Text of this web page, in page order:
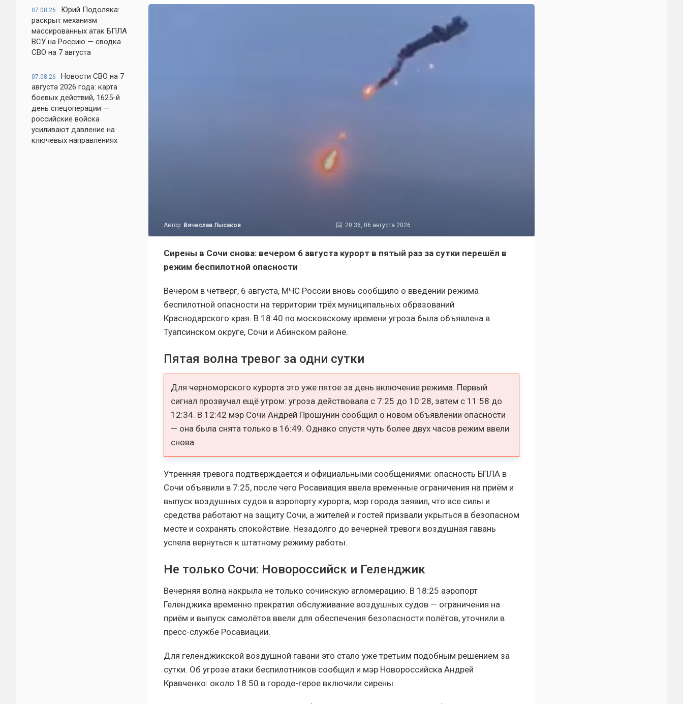
07.08.26
Юрий Подоляка:
раскрыт механизм
массированных атак БПЛА
ВСУ на Россию — сводка
СВО на 7 августа
07.08.26
Новости СВО на 7
августа 2026 года: карта
боевых действий, 1625-й
день спецоперации —
российские войска
усиливают давление на
ключевых направлениях
Автор: Вячеслав Лысаков 20:36, 06 августа 2026
Сирены в Сочи снова: вечером 6 августа курорт в пятый раз за сутки перешёл в
режим беспилотной опасности
Вечером в четверг, 6 августа, МЧС России вновь сообщило о введении режима
беспилотной опасности на территории трёх муниципальных образований
Краснодарского края. В 18:40 по московскому времени угроза была объявлена в
Туапсинском округе, Сочи и Абинском районе.
Пятая волна тревог за одни сутки
Для черноморского курорта это уже пятое за день включение режима. Первый
сигнал прозвучал ещё утром: угроза действовала с 7:25 до 10:28, затем с 11:58 до
12:34. В 12:42 мэр Сочи Андрей Прошунин сообщил о новом объявлении опасности
— она была снята только в 16:49. Однако спустя чуть более двух часов режим ввели
снова.
Утренняя тревога подтверждается и официальными сообщениями: опасность БПЛА в
Сочи объявили в 7:25, после чего Росавиация ввела временные ограничения на приём и
выпуск воздушных судов в аэропорту курорта; мэр города заявил, что все силы и
средства работают на защиту Сочи, а жителей и гостей призвали укрыться в безопасном
месте и сохранять спокойствие. Незадолго до вечерней тревоги воздушная гавань
успела вернуться к штатному режиму работы.
Не только Сочи: Новороссийск и Геленджик
Вечерняя волна накрыла не только сочинскую агломерацию. В 18:25 аэропорт
Геленджика временно прекратил обслуживание воздушных судов — ограничения на
приём и выпуск самолётов ввели для обеспечения безопасности полётов, уточнили в
пресс-службе Росавиации.
Для геленджикской воздушной гавани это стало уже третьим подобным решением за
сутки. Об угрозе атаки беспилотников сообщил и мэр Новороссийска Андрей
Кравченко: около 18:50 в городе-герое включили сирены.